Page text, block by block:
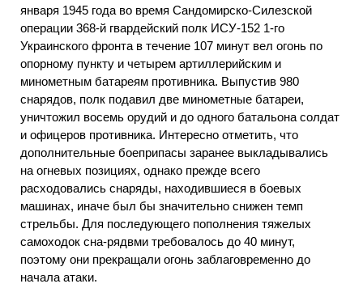
января 1945 года во время Сандомирско-Силезской
операции 368-й гвардейский полк ИСУ-152 1-го
Украинского фронта в течение 107 минут вел огонь по
опорному пункту и четырем артиллерийским и
минометным батареям противника. Выпустив 980
снарядов, полк подавил две минометные батареи,
уничтожил восемь орудий и до одного батальона солдат
и офицеров противника. Интересно отметить, что
дополнительные боеприпасы заранее выкладывались
на огневых позициях, однако прежде всего
расходовались снаряды, находившиеся в боевых
машинах, иначе был бы значительно снижен темп
стрельбы. Для последующего пополнения тяжелых
самоходок сна-рядвми требовалось до 40 минут,
поэтому они прекращали огонь заблаговременно до
начала атаки.